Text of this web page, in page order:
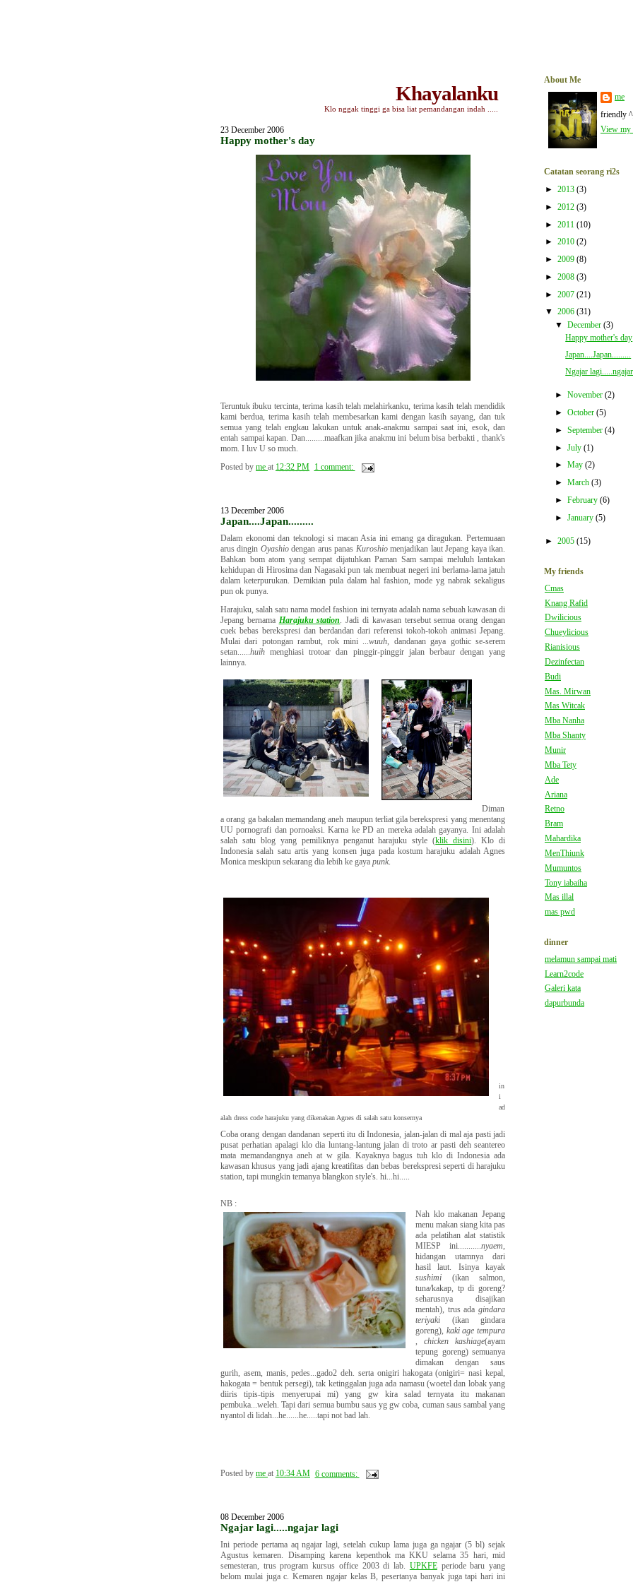
Khayalanku
Klo nggak tinggi ga bisa liat pemandangan indah .....
23 December 2006
Happy mother's day
Teruntuk ibuku tercinta, terima kasih telah melahirkanku, terima kasih telah mendidik
kami berdua, terima kasih telah membesarkan kami dengan kasih sayang, dan tuk
semua yang telah engkau lakukan untuk anak-anakmu sampai saat ini, esok, dan
entah sampai kapan. Dan.........maafkan jika anakmu ini belum bisa berbakti , thank's
mom. I luv U so much.
Posted by me at 12:32 PM 1 comment:
13 December 2006
Japan....Japan.........
Dalam ekonomi dan teknologi si macanAsia ini emang ga diragukan. Pertemuaan
arus dingin Oyashiodengan arus panas Kuroshiomenjadikan laut Jepang kaya ikan.
Bahkan bom atom yang sempat dijatuhkan Paman Sam sampai meluluh lantakan
kehidupan di Hirosima dan Nagasakipun tak membuat negeri ini berlama-lama jatuh
dalam keterpurukan. Demikian pula dalam hal fashion, mode yg nabrak sekaligus
pun ok punya.
Harajuku, salah satu nama model fashion ini ternyata adalah nama sebuah kawasan di
Jepang bernama Harajuku station. Jadi di kawasan tersebut semua orang dengan
cuek bebas berekspresi dan berdandan dari referensi tokoh-tokoh animasi Jepang.
Mulai dari potongan rambut, rok mini ...wuuh, dandanan gaya gothic se-serem
setan......huih menghiasi trotoar dan pinggir-pinggir jalan berbaur dengan yang
lainnya.
Diman
a orang ga bakalan memandang aneh maupun terliat gila berekspresi yang menentang
UU pornografi dan pornoaksi. Karna ke PD an mereka adalah gayanya. Ini adalah
salah satu blog yang pemiliknya penganut harajuku style (klik disini). Klo di
Indonesia salah satu artis yang konsen juga pada kostum harajuku adalah Agnes
Monica meskipun sekarang dia lebih ke gaya punk.
in
i
ad
alah dress code harajuku yang dikenakan Agnes di salah satu konsernya
Coba orang dengan dandanan seperti itu di Indonesia, jalan-jalan di mal aja pasti jadi
pusat perhatian apalagi klo dia luntang-lantung jalan di troto ar pasti deh seantereo
mata memandangnya aneh at w gila. Kayaknya bagus tuh klo di Indonesia ada
kawasan khusus yang jadi ajang kreatifitas dan bebas berekspresi seperti di harajuku
station, tapi mungkin temanya blangkon style's. hi...hi.....
NB :
Nah klo makanan Jepang
menu makan siang kita pas
ada pelatihan alat statistik
MIESP ini...........nyaem,
hidangan utamnya dari
hasil laut. Isinya kayak
sushimi (ikan salmon,
tuna/kakap, tp di goreng?
seharusnya disajikan
mentah), trus ada gindara
teriyaki (ikan gindara
goreng), kaki age tempura
, chicken kashiage(ayam
tepung goreng) semuanya
dimakan dengan saus
gurih, asem, manis, pedes...gado2 deh. serta onigiri hakogata (onigiri= nasi kepal,
hakogata = bentuk persegi), tak ketinggalan juga ada namasu (woetel dan lobak yang
diiris tipis-tipis menyerupai mi) yang gw kira salad ternyata itu makanan
pembuka...weleh. Tapi dari semua bumbu saus yg gw coba, cuman saus sambal yang
nyantol di lidah...he......he.....tapi not bad lah.
Posted by me at 10:34 AM 6 comments:
08 December 2006
Ngajar lagi.....ngajar lagi
Ini periode pertama aq ngajar lagi, setelah cukup lama juga ga ngajar (5 bl) sejak
Agustus kemaren. Disamping karena kepenthok ma KKU selama 35 hari, mid
semesteran, trus program kursus office 2003 di lab. UPKFEperiode baru yang
belom mulai juga c. Kemaren ngajar kelas B, pesertanya banyak juga tapi hari ini
About Me
me
friendly
View my
Catatan seorang ri2s
► 2013 (3)
► 2012 (3)
► 2011 (10)
► 2010 (2)
► 2009 (8)
► 2008 (3)
► 2007 (21)
▼ 2006 (31)
▼December(3)
Happy mother's day
Japan....Japan.........
Ngajar
►November(2)
►October(5)
►September(4)
►July(1)
►May(2)
►March(3)
►February(6)
►January(5)
► 2005 (15)
My friends
Cmas
Knang Rafid
Dwilicious
Chueylicious
Rianisious
Dezinfectan
Budi
Mas. Mirwan
Mas Witcak
Mba Nanha
Mba Shanty
Munir
Mba Tety
Ade
Ariana
Retno
Bram
Mahardika
MenThiunk
Mumuntos
Tony iabaiha
Mas illal
mas pwd
dinner
melamun sampai mati
Learn2code
Galeri kata
dapurbunda